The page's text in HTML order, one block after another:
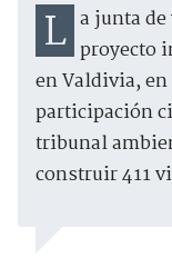
La junta de vecinos reafirmó su oposición al proyecto
en Valdivia,
participación
tribunal
construir 411